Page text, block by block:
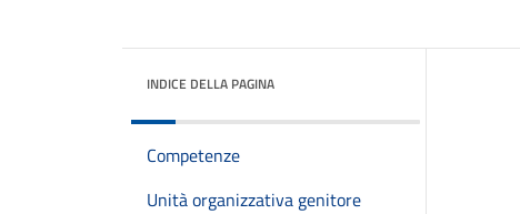
INDICE DELLA PAGINA
Competenze
Unità organizzativa genitore